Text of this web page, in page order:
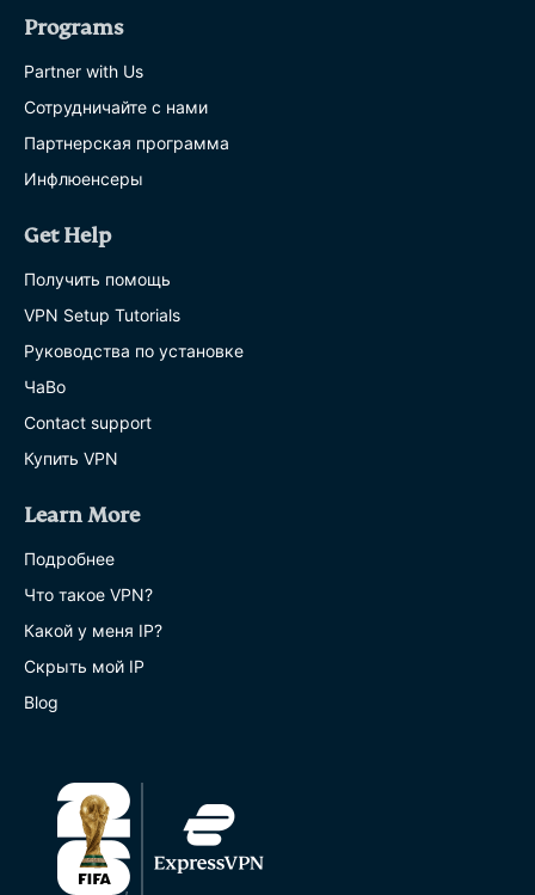
Programs
Partner with Us
Сотрудничайте с нами
Партнерская программа
Инфлюенсеры
Get Help
Получить помощь
VPN Setup Tutorials
Руководства по установке
ЧаВо
Contact support
Купить VPN
Learn More
Подробнее
Что такое VPN?
Какой у меня IP?
Скрыть мой IP
Blog